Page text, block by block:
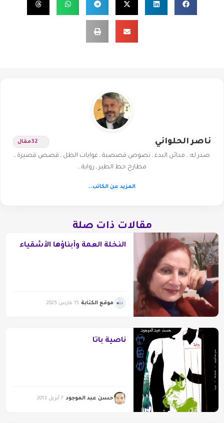
ناصر الحلواني 32مقال
صدر له: ـ مدائن البدء ـ نصوص قصصية ـ غوايات الظل ـ قصص قصيرة ـ
مطارح حط الطير ـ رواية…
المزيد عن الكاتب..
مقالات ذات صلة
النخلة العمة وأبناؤها الأشقياء
موقع الكتابة 15 مارس 2025
ناصية باتا
حسن عبد الموجود 7 أبريل 2013